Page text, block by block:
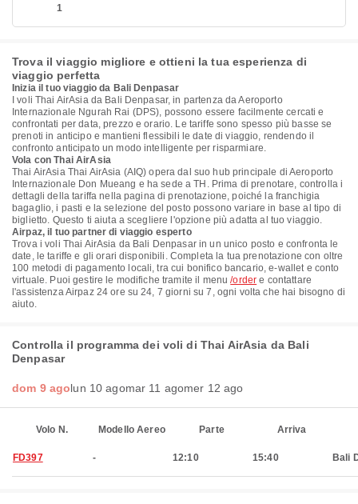
1
Trova il viaggio migliore e ottieni la tua esperienza di
viaggio perfetta
Inizia il tuo viaggio da Bali Denpasar
I voli Thai AirAsia da Bali Denpasar, in partenza da Aeroporto
Internazionale Ngurah Rai (DPS), possono essere facilmente cercati e
confrontati per data, prezzo e orario. Le tariffe sono spesso più basse se
prenoti in anticipo e mantieni flessibili le date di viaggio, rendendo il
confronto anticipato un modo intelligente per risparmiare.
Vola con Thai AirAsia
Thai AirAsia Thai AirAsia (AIQ) opera dal suo hub principale di Aeroporto
Internazionale Don Mueang e ha sede a TH. Prima di prenotare, controlla i
dettagli della tariffa nella pagina di prenotazione, poiché la franchigia
bagaglio, i pasti e la selezione del posto possono variare in base al tipo di
biglietto. Questo ti aiuta a scegliere l'opzione più adatta al tuo viaggio.
Airpaz, il tuo partner di viaggio esperto
Trova i voli Thai AirAsia da Bali Denpasar in un unico posto e confronta le
date, le tariffe e gli orari disponibili. Completa la tua prenotazione con oltre
100 metodi di pagamento locali, tra cui bonifico bancario, e-wallet e conto
virtuale. Puoi gestire le modifiche tramite il menu/order e contattare
l'assistenza Airpaz 24 ore su 24, 7 giorni su 7, ogni volta che hai bisogno di
aiuto.
Controlla il programma dei voli di Thai AirAsia da Bali
Denpasar
dom 9 agolun 10 agomar 11 agomer 12 ago
Volo N. Modello Aereo Parte Arriva
FD397 - 12:10 15:40 Bali